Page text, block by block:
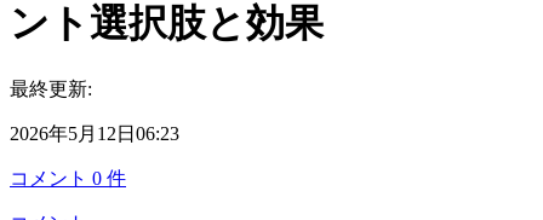
ント選択肢と効果
最終更新:
2026年5月12日06:23
コメント 0 件